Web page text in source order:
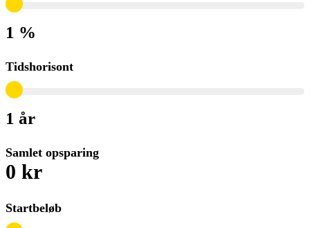
1 %
Tidshorisont
1 år
Samlet opsparing
0 kr
Startbeløb